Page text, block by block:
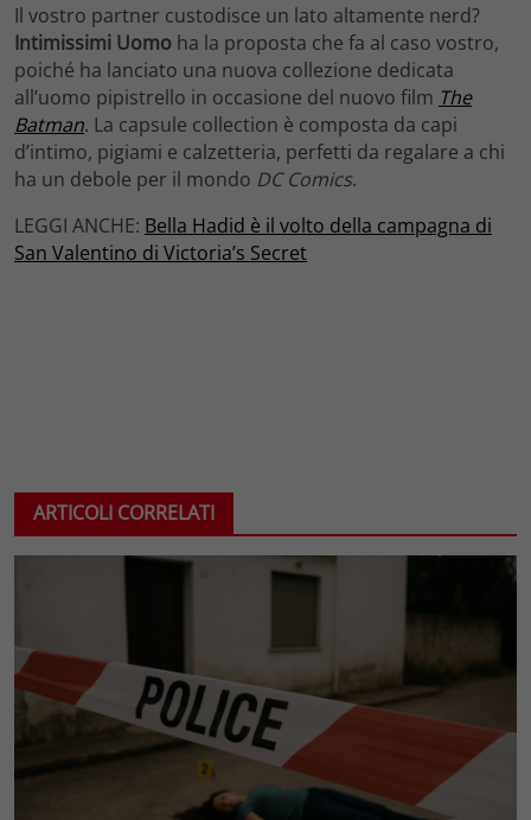
Il vostro partner custodisce un lato altamente nerd?
Intimissimi Uomo ha la proposta che fa al caso vostro,
poiché ha lanciato una nuova collezione dedicata
all’uomo pipistrello in occasione del nuovo film The
Batman. La capsule collection è composta da capi
d’intimo, pigiami e calzetteria, perfetti da regalare a chi
ha un debole per il mondo DC Comics.
LEGGI ANCHE: Bella Hadid è il volto della campagna di
San Valentino di Victoria’s Secret
ARTICOLI CORRELATI